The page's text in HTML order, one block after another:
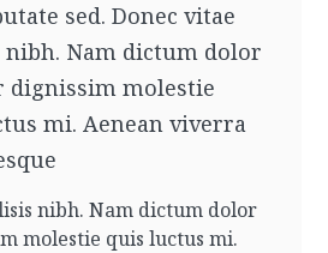
sed. Donec vitae
Nam dictum dolor
dignissim molestie
mi. Aenean viverra
nibh. Nam dictum dolor
molestie quis luctus mi.